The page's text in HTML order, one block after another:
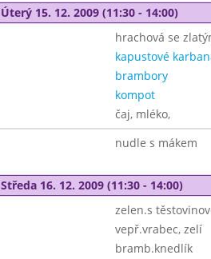
Úterý 15. 12. 2009 (11:30 - 14:00)
hrachová se
kapustové
brambory
kompot
čaj, mléko,
nudle s mákem
Středa 16. 12. 2009 (11:30 - 14:00)
zelen.s
vepř.vrabec, zelí
bramb.knedlík